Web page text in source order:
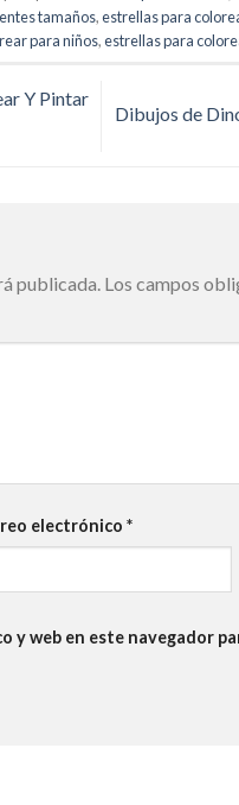
tamaños,estrellas para
para niños,estrellas para
Y Pintar
Dibujos de
publicada. Los campos
electrónico *
y web en este navegador